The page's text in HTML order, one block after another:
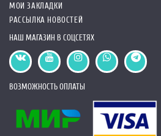
МОИ ЗАКЛАДКИ
РАССЫЛКА НОВОСТЕЙ
НАШ МАГАЗИН В СОЦСЕТЯХ
ВОЗМОЖНОСТЬ ОПЛАТЫ